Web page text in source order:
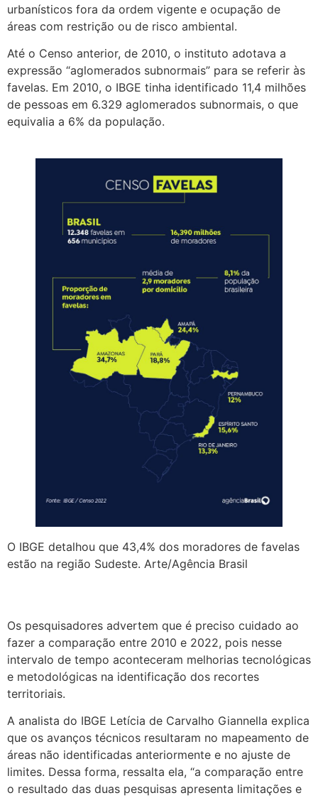
urbanísticos fora da ordem vigente e ocupação de
áreas com restrição ou de risco ambiental.
Até o Censo anterior, de 2010, o instituto adotava a
expressão “aglomerados subnormais” para se referir às
favelas. Em 2010, o IBGE tinha identificado 11,4 milhões
de pessoas em 6.329 aglomerados subnormais, o que
equivalia a 6% da população.
O IBGE detalhou que 43,4% dos moradores de favelas
estão na região Sudeste. Arte/Agência Brasil
Os pesquisadores advertem que é preciso cuidado ao
fazer a comparação entre 2010 e 2022, pois nesse
intervalo de tempo aconteceram melhorias tecnológicas
e metodológicas na identificação dos recortes
territoriais.
A analista do IBGE Letícia de Carvalho Giannella explica
que os avanços técnicos resultaram no mapeamento de
áreas não identificadas anteriormente e no ajuste de
limites. Dessa forma, ressalta ela, “a comparação entre
o resultado das duas pesquisas apresenta limitações e